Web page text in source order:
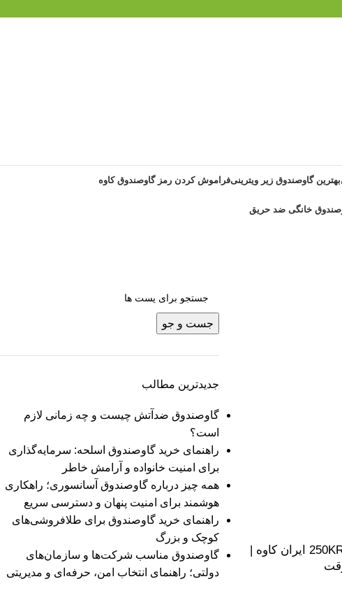
بهترین گاوصندوق زیر ویترینیفراموش کردن رمز گاوصندوق کاوه
گاوصندوق مدل 250KRM Sleep ایران کاوه |
جست و جو
جدیدترین مطالب
گاوصندوق ضدآتش چیست و چه زمانی لازم
است؟
راهنمای خرید گاوصندوق اسلحه: سرمایه‌گذاری
برای امنیت خانواده و آرامش خاطر
همه چیز درباره گاوصندوق آسانسوری؛ راهکاری
هوشمند برای امنیت پنهان و دسترسی سریع
راهنمای خرید گاوصندوق برای طلافروشی‌های
کوچک و بزرگ
گاوصندوق مناسب شرکت‌ها و سازمان‌های
دولتی؛ راهنمای انتخاب امن، حرفه‌ای و مدیریتی